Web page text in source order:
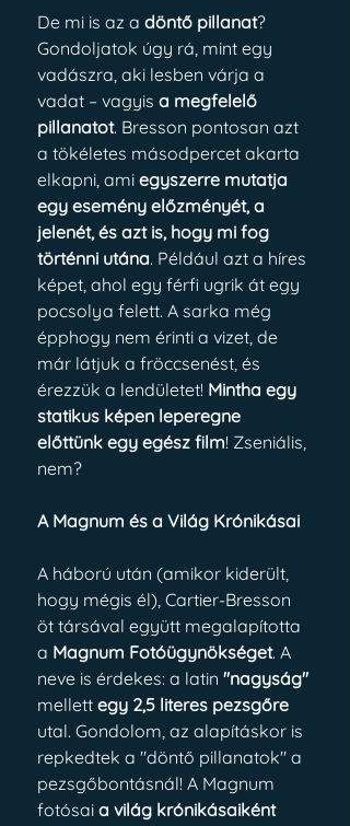
De mi is az a döntő pillanat?
Gondoljatok úgy rá, mint egy
vadászra, aki lesben várja a
vadat – vagyis a megfelelő
pillanatot. Bresson pontosan azt
a tökéletes másodpercet akarta
elkapni, ami egyszerre mutatja
egy esemény előzményét, a
jelenét, és azt is, hogy mi fog
történni utána. Például azt a híres
képet, ahol egy férfi ugrik át egy
pocsolya felett. A sarka még
épphogy nem érinti a vizet, de
már látjuk a fröccsenést, és
érezzük a lendületet! Mintha egy
statikus képen leperegne
előttünk egy egész film! Zseniális,
nem?
A Magnum és a Világ Krónikásai
A háború után (amikor kiderült,
hogy mégis él), Cartier-Bresson
öt társával együtt megalapította
a Magnum Fotóügynökséget. A
neve is érdekes: a latin "nagyság"
mellett egy 2,5 literes pezsgőre
utal. Gondolom, az alapításkor is
repkedtek a "döntő pillanatok" a
pezsgőbontásnál! A Magnum
fotósai a világ krónikásaiként